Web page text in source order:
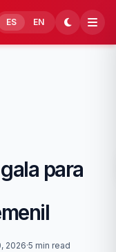
ES EN
para
2026·5 min read